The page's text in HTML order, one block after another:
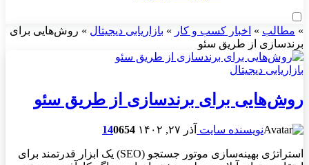
» مطالب » اخبار کسب و کار » بازاریابی دیجیتال » روش‌هایی برای
برندسازی از طریق سئو
بازاریابی دیجیتال
روش‌هایی برای برندسازی از طریق سئو
نویسنده سایت آذر ۲۷, ۱۴۰۲ 140654
استراتژی بهینه‌سازی موتور جستجو (SEO) یک ابزار قدرتمند برای